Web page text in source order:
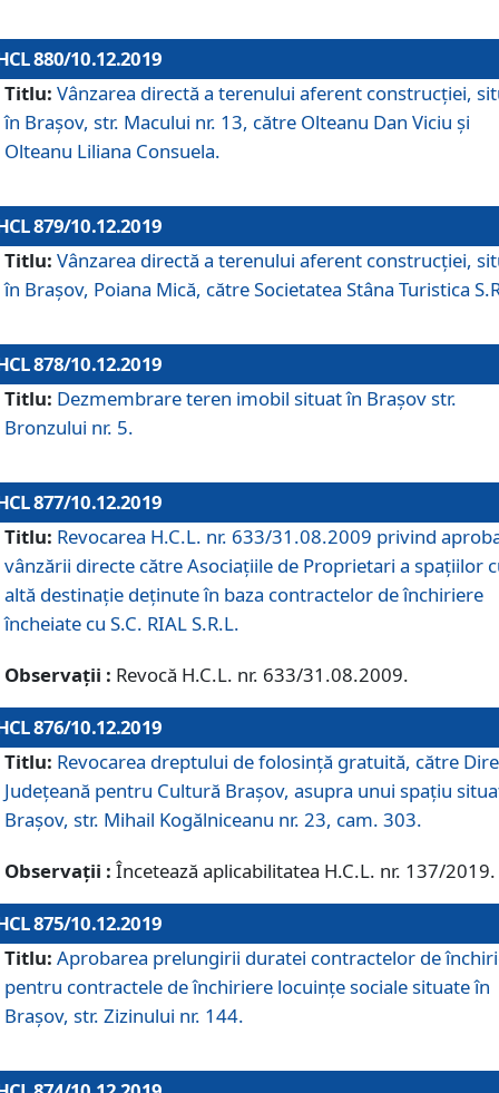
880/10.12.2019
Titlu: Vânzarea directă a terenului aferent construcției,
în Brașov, str. Macului nr. 13, către Olteanu Dan Viciu și
Olteanu Liliana Consuela.
879/10.12.2019
Titlu: Vânzarea directă a terenului aferent construcției,
în Brașov, Poiana Mică, către Societatea Stâna Turistica
878/10.12.2019
Titlu: Dezmembrare teren imobil situat în Brașov str.
Bronzului nr. 5.
877/10.12.2019
Titlu: Revocarea H.C.L. nr. 633/31.08.2009 privind
vânzării directe către Asociațiile de Proprietari a spațiilor
altă destinație deținute în baza contractelor de închiriere
încheiate cu S.C. RIAL S.R.L.
Observații : Revocă H.C.L. nr. 633/31.08.2009.
876/10.12.2019
Titlu: Revocarea dreptului de folosinţă gratuită, către
Judeţeană pentru Cultură Braşov, asupra unui spaţiu
Braşov, str. Mihail Kogălniceanu nr. 23, cam. 303.
Observații : Încetează aplicabilitatea H.C.L. nr. 137/2019.
875/10.12.2019
Titlu: Aprobarea prelungirii duratei contractelor de
pentru contractele de închiriere locuinţe sociale situate în
Braşov, str. Zizinului nr. 144.